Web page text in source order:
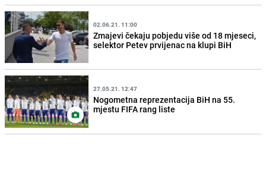
02.06.21. 11:00
Zmajevi čekaju pobjedu više od 18 mjeseci,
selektor Petev prvijenac na klupi BiH
27.05.21. 12:47
Nogometna reprezentacija BiH na 55.
mjestu FIFA rang liste